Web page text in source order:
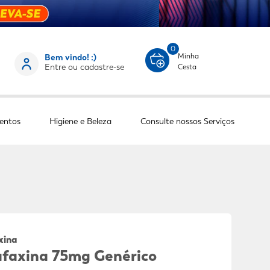
Bem vindo! :)
Entre ou cadastre-se
0
Minha
Cesta
Higiene e Beleza Consulte nossos Serviços
75mg Genérico